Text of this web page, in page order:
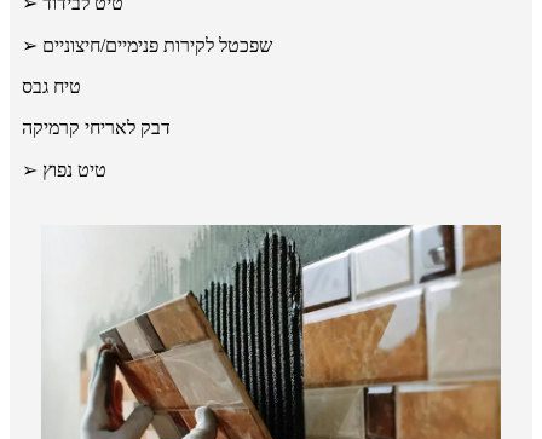
➢ שפכטל לקירות פנימיים/חיצוניים
טיח גבס
דבק לאריחי קרמיקה
➢ טיט נפוץ